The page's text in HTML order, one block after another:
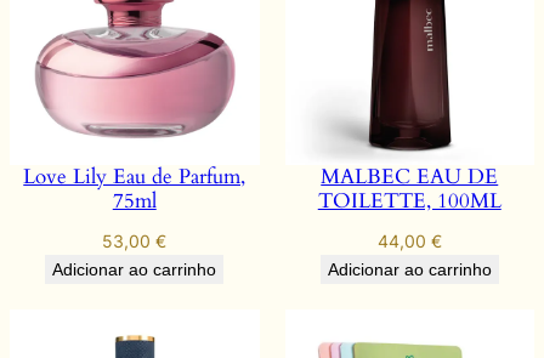
Love Lily Eau de Parfum,
75ml
53,00€
Adicionar ao carrinho
MALBEC EAU DE
TOILETTE, 100ML
44,00 €
Adicionar ao carrinho